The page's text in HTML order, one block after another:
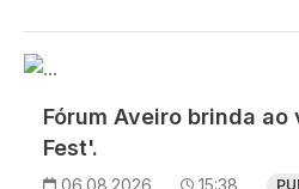
Imagem
Fórum Aveiro brinda
Fest'.
06.08.2026 15:38